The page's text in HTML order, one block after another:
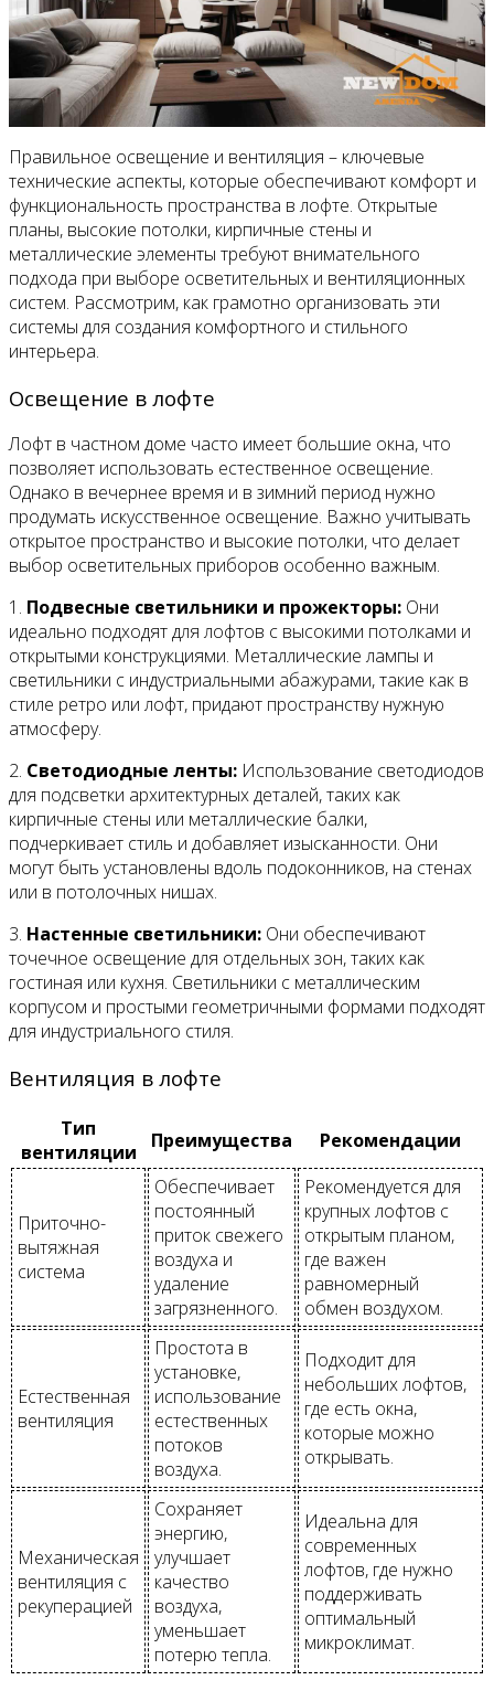
Правильное освещение и вентиляция – ключевые
технические аспекты, которые обеспечивают комфорт и
функциональность пространства в лофте. Открытые
планы, высокие потолки, кирпичные стены и
металлические элементы требуют внимательного
подхода при выборе осветительных и вентиляционных
систем. Рассмотрим, как грамотно организовать эти
системы для создания комфортного и стильного
интерьера.
Освещение в лофте
Лофт в частном доме часто имеет большие окна, что
позволяет использовать естественное освещение.
Однако в вечернее время и в зимний период нужно
продумать искусственное освещение. Важно учитывать
открытое пространство и высокие потолки, что делает
выбор осветительных приборов особенно важным.
1. Подвесные светильники и прожекторы: Они
идеально подходят для лофтов с высокими потолками и
открытыми конструкциями. Металлические лампы и
светильники с индустриальными абажурами, такие как в
стиле ретро или лофт, придают пространству нужную
атмосферу.
2. Светодиодные ленты: Использование светодиодов
для подсветки архитектурных деталей, таких как
кирпичные стены или металлические балки,
подчеркивает стиль и добавляет изысканности. Они
могут быть установлены вдоль подоконников, на стенах
или в потолочных нишах.
3. Настенные светильники: Они обеспечивают
точечное освещение для отдельных зон, таких как
гостиная или кухня. Светильники с металлическим
корпусом и простыми геометричными формами подходят
для индустриального стиля.
Вентиляция в лофте
Тип
вентиляции
Преимущества Рекомендации
Приточно-
вытяжная
система
Обеспечивает
постоянный
приток свежего
воздуха и
удаление
загрязненного.
Рекомендуется для
крупных лофтов с
открытым планом,
где важен
равномерный
обмен воздухом.
Естественная
вентиляция
Простота в
установке,
использование
естественных
потоков
воздуха.
Подходит для
небольших лофтов,
где есть окна,
которые можно
открывать.
Механическая
вентиляция с
рекуперацией
Сохраняет
энергию,
улучшает
качество
воздуха,
уменьшает
потерю тепла.
Идеальна для
современных
лофтов, где нужно
поддерживать
оптимальный
микроклимат.